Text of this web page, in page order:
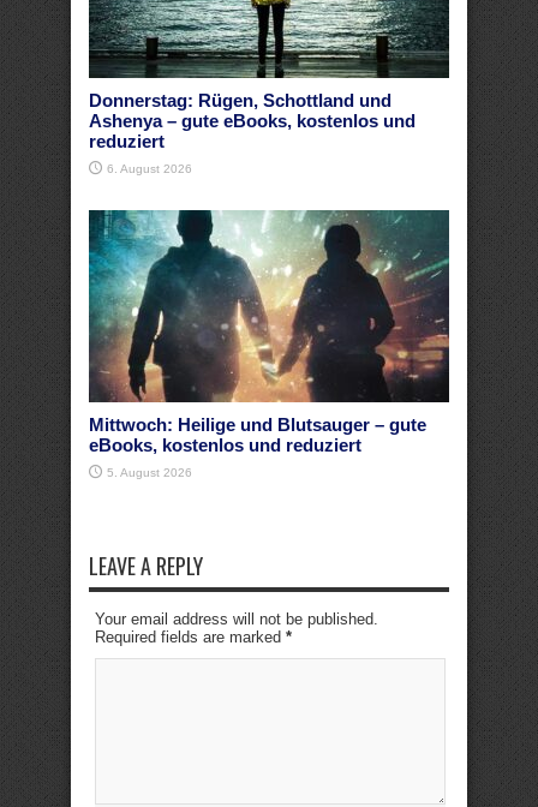
Donnerstag: Rügen, Schottland und
Ashenya – gute eBooks, kostenlos und
reduziert
6. August 2026
Mittwoch: Heilige und Blutsauger – gute
eBooks, kostenlos und reduziert
5. August 2026
LEAVE A REPLY
Your email address will not be published.
Required fields are marked *